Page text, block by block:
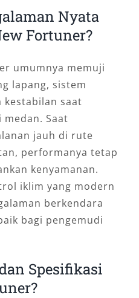
Nyata
Fortuner?
umumnya memuji
lapang, sistem
kestabilan saat
Saat
jauh di rute
performanya tetap
kenyamanan.
iklim yang modern
berkendara
bagi pengemudi
Spesifikasi